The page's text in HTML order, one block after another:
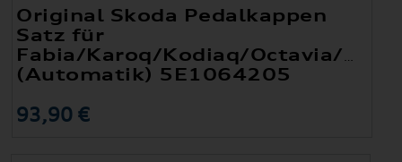
Original Skoda Pedalkappen
Satz für
Fabia/Karoq/Kodiaq/Octavia/
(Automatik) 5E1064205
93,90 €